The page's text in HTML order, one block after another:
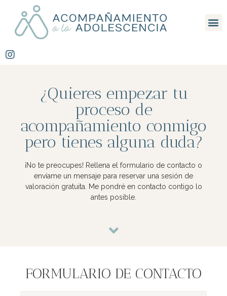
¿Quieres empezar tu
proceso de
acompañamiento conmigo
pero tienes alguna duda?​
¡No te preocupes! Rellena el formulario de contacto o
envíame un mensaje para reservar una sesión de
valoración gratuita. Me pondré en contacto contigo lo
antes posible.
FORMULARIO DE CONTACTO